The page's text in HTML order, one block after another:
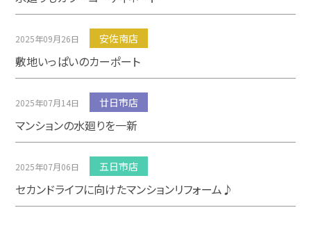
2025年09月26日 安佐南店
敷地いっぱいのカーポート
2025年07月14日 廿日市店
マンションの水廻りを一新
2025年07月06日 五日市店
セカンドライフに向けたマンションリフォーム♪